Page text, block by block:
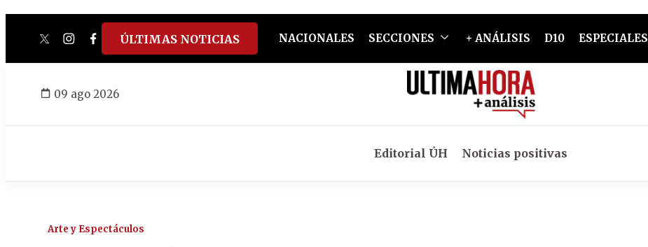
twitterinstagram
facebook
tiktokyoutube
spotify
ÚLTIMAS NOTICIAS NACIONALES SECCIONES + ANÁLISIS D10 ESPECIALES
09 ago 2026
Editorial ÚH Noticias positivas
Arte y Espectáculos